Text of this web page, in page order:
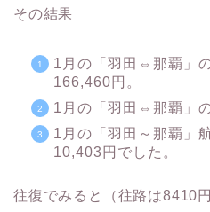
その結果
1月の「羽田⇔那覇」
166,460円。
1月の「羽田⇔那覇」
1月の「羽田～那覇」
10,403円でした。
往復でみると（往路は8410